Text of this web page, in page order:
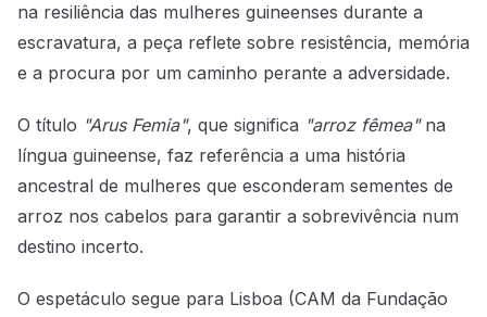
na resiliência das mulheres guineenses durante a
escravatura, a peça reflete sobre resistência, memória
e a procura por um caminho perante a adversidade.
O título "Arus Femia", que significa "arroz fêmea"na
língua guineense, faz referência a uma história
ancestral de mulheres que esconderam sementes de
arroz nos cabelos para garantir a sobrevivência num
destino incerto.
O espetáculo segue para Lisboa (CAM da Fundação